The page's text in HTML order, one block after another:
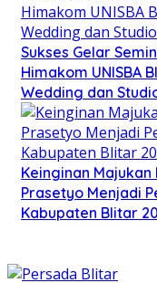
Sukses Gelar
Himakom UNISBA
Wedding dan
Keinginan
Prasetyo Menjadi
Kabupaten Blitar